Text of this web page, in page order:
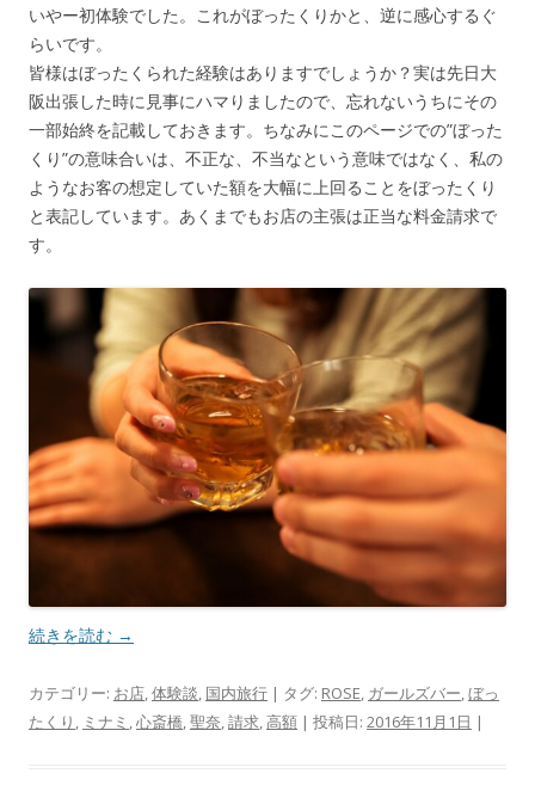
いやー初体験でした。これがぼったくりかと、逆に感心するぐ
らいです。
皆様はぼったくられた経験はありますでしょうか？実は先日大
阪出張した時に見事にハマりましたので、忘れないうちにその
一部始終を記載しておきます。ちなみにこのページでの”ぼった
くり”の意味合いは、不正な、不当なという意味ではなく、私の
ようなお客の想定していた額を大幅に上回ることをぼったくり
と表記しています。あくまでもお店の主張は正当な料金請求で
す。
続きを読む →
カテゴリー: お店,体験談, 国内旅行 | タグ: ROSE, ガールズバー,ぼっ
たくり , ミナミ ,心斎橋,聖奈,請求,高額 | 投稿日: 2016年11月1日 |